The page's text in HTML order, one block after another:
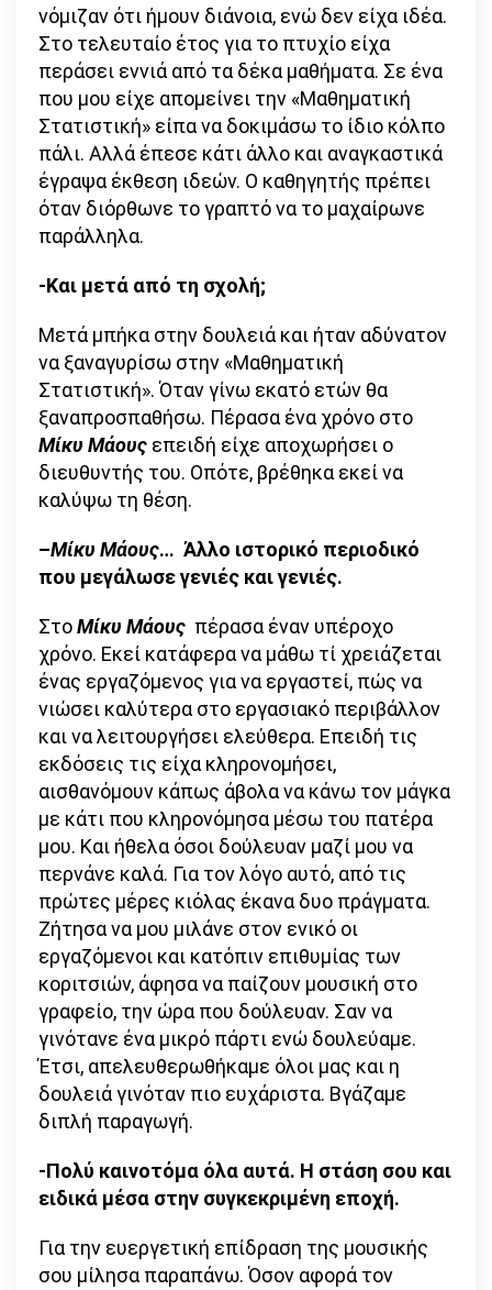
νόμιζαν ότι ήμουν διάνοια, ενώ δεν είχα ιδέα.
Στο τελευταίο έτος για το πτυχίο είχα
περάσει εννιά από τα δέκα μαθήματα. Σε ένα
που μου είχε απομείνει την «Μαθηματική
Στατιστική» είπα να δοκιμάσω το ίδιο κόλπο
πάλι. Αλλά έπεσε κάτι άλλο και αναγκαστικά
έγραψα έκθεση ιδεών. Ο καθηγητής πρέπει
όταν διόρθωνε το γραπτό να το μαχαίρωνε
παράλληλα.
-Και μετά από τη σχολή;
Μετά μπήκα στην δουλειά και ήταν αδύνατον
να ξαναγυρίσω στην «Μαθηματική
Στατιστική». Όταν γίνω εκατό ετών θα
ξαναπροσπαθήσω. Πέρασα ένα χρόνο στο
Μίκυ Μάους επειδή είχε αποχωρήσει ο
διευθυντής του. Οπότε, βρέθηκα εκεί να
καλύψω τη θέση.
–Μίκυ Μάους… Άλλο ιστορικό περιοδικό
που μεγάλωσε γενιές και γενιές.
ΣτοΜίκυ Μάους πέρασα έναν υπέροχο
χρόνο. Εκεί κατάφερα να μάθω τί χρειάζεται
ένας εργαζόμενος για να εργαστεί, πώς να
νιώσει καλύτερα στο εργασιακό περιβάλλον
και να λειτουργήσει ελεύθερα. Επειδή τις
εκδόσεις τις είχα κληρονομήσει,
αισθανόμουν κάπως άβολα να κάνω τον μάγκα
με κάτι που κληρονόμησα μέσω του πατέρα
μου. Και ήθελα όσοι δούλευαν μαζί μου να
περνάνε καλά. Για τον λόγο αυτό, από τις
πρώτες μέρες κιόλας έκανα δυο πράγματα.
Ζήτησα να μου μιλάνε στον ενικό οι
εργαζόμενοι και κατόπιν επιθυμίας των
κοριτσιών, άφησα να παίζουν μουσική στο
γραφείο, την ώρα που δούλευαν. Σαν να
γινότανε ένα μικρό πάρτι ενώ δουλεύαμε.
Έτσι, απελευθερωθήκαμε όλοι μας και η
δουλειά γινόταν πιο ευχάριστα. Βγάζαμε
διπλή παραγωγή.
-Πολύ καινοτόμα όλα αυτά. Η στάση σου και
ειδικά μέσα στην συγκεκριμένη εποχή.
Για την ευεργετική επίδραση της μουσικής
σου μίλησα παραπάνω. Όσον αφορά τον